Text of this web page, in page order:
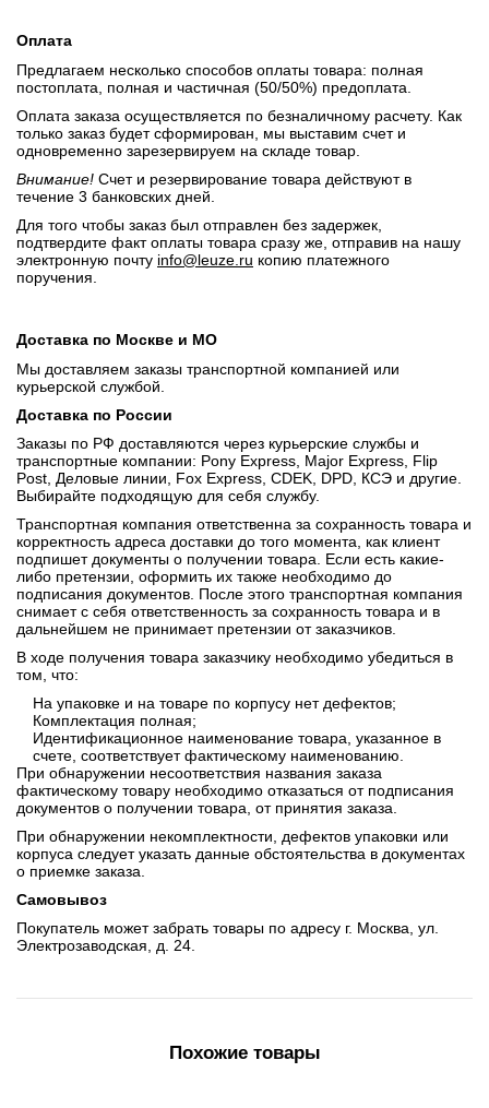
Оплата
Предлагаем несколько способов оплаты товара: полная
постоплата, полная и частичная (50/50%) предоплата.
Оплата заказа осуществляется по безналичному расчету. Как
только заказ будет сформирован, мы выставим счет и
одновременно зарезервируем на складе товар.
Внимание! Счет и резервирование товара действуют в
течение 3 банковских дней.
Для того чтобы заказ был отправлен без задержек,
подтвердите факт оплаты товара сразу же, отправив на нашу
электронную почту info@leuze.ru копию платежного
поручения.
Доставка по Москве и МО
Мы доставляем заказы транспортной компанией или
курьерской службой.
Доставка по России
Заказы по РФ доставляются через курьерские службы и
транспортные компании: Pony Express, Major Express, Flip
Post, Деловые линии, Fox Express, CDEK, DPD, КСЭ и другие.
Выбирайте подходящую для себя службу.
Транспортная компания ответственна за сохранность товара и
корректность адреса доставки до того момента, как клиент
подпишет документы о получении товара. Если есть какие-
либо претензии, оформить их также необходимо до
подписания документов. После этого транспортная компания
снимает с себя ответственность за сохранность товара и в
дальнейшем не принимает претензии от заказчиков.
В ходе получения товара заказчику необходимо убедиться в
том, что:
На упаковке и на товаре по корпусу нет дефектов;
Комплектация полная;
Идентификационное наименование товара, указанное в
счете, соответствует фактическому наименованию.
При обнаружении несоответствия названия заказа
фактическому товару необходимо отказаться от подписания
документов о получении товара, от принятия заказа.
При обнаружении некомплектности, дефектов упаковки или
корпуса следует указать данные обстоятельства в документах
о приемке заказа.
Самовывоз
Покупатель может забрать товары по адресу г. Москва, ул.
Электрозаводская, д. 24.
Похожие товары